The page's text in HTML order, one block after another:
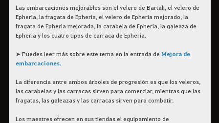
Las embarcaciones mejorables son el velero de Bartali, el velero de
Epheria, la fragata de Epheria, el velero de Epheria mejorado, la
fragata de Epheria mejorada, la carabela de Epheria, la galeaza de
Epheria y los cuatro tipos de carraca de Epheria.
➤ Puedes leer más sobre este tema en la entrada de Mejora de
embarcaciones.
La diferencia entre ambos árboles de progresión es que los veleros,
las carabelas y las carracas sirven para comerciar, mientras que las
fragatas, las galeazas y las carracas sirven para combatir.
Los maestres ofrecen en sus tiendas el equipamiento de